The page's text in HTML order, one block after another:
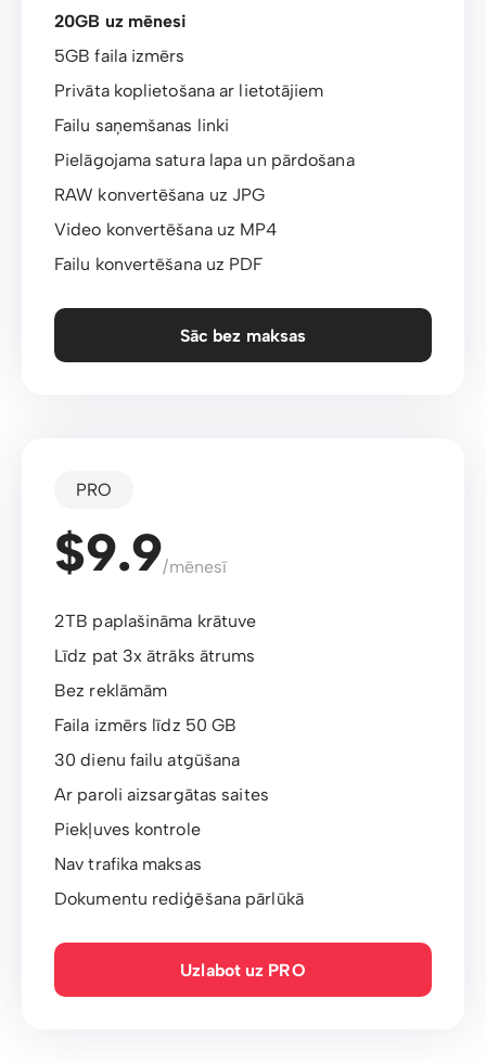
20GB uz mēnesi
5GB faila izmērs
Privāta koplietošana ar lietotājiem
Failu saņemšanas linki
Pielāgojama satura lapa un pārdošana
RAW konvertēšana uz JPG
Video konvertēšana uz MP4
Failu konvertēšana uz PDF
Sāc bez maksas
PRO
$9.9/mēnesī
2TB paplašināma krātuve
Līdz pat 3x ātrāks ātrums
Bez reklāmām
Faila izmērs līdz 50 GB
30 dienu failu atgūšana
Ar paroli aizsargātas saites
Piekļuves kontrole
Nav trafika maksas
Dokumentu rediģēšana pārlūkā
Uzlabot uz PRO